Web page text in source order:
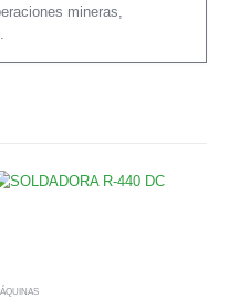
mineras,